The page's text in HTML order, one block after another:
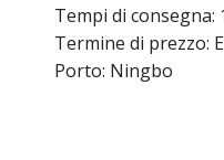
Tempi di
Termine di prezzo:
Porto: Ningbo